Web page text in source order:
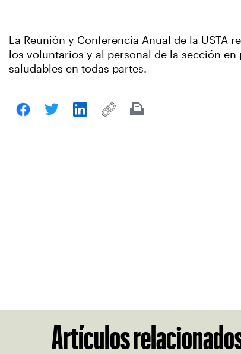
La Reunión y Conferencia Anual de la USTA
los voluntarios y al personal de la sección
saludables en todas partes.
Artículos